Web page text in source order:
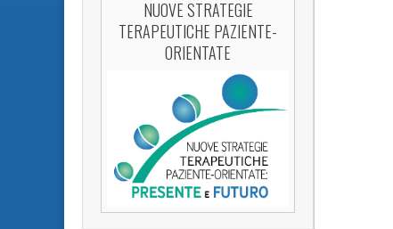
NUOVE STRATEGIE
TERAPEUTICHE PAZIENTE-
ORIENTATE